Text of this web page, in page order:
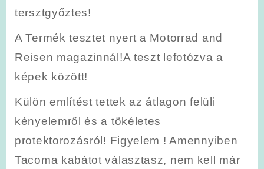
tersztgyőztes!
A Termék tesztet nyert a Motorrad and
Reisen magazinnál!A teszt lefotózva a
képek között!
Külön említést tettek az átlagon felüli
kényelemről és a tökéletes
protektorozásról! Figyelem ! Amennyiben
Tacoma kabátot választasz, nem kell már